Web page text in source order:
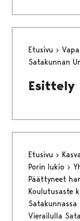
Etusivu
Satakunnan
Esittely
Etusivu
Porin lukio
Päättyneet
Koulutusaste
Satakunnassa
Vierailulla